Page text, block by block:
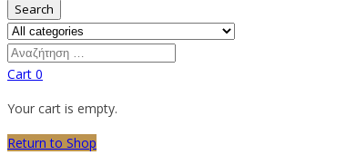
Search
Cart 0
Your cart is empty.
Return to Shop